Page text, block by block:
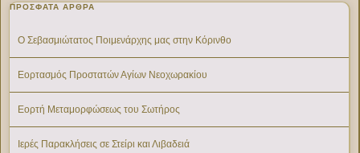
ΠΡΌΣΦΑΤΑ ΆΡΘΡΑ
Ο Σεβασμιώτατος Ποιμενάρχης μας στην Κόρινθο
Εορτασμός Προστατών Αγίων Νεοχωρακίου
Εορτή Μεταμορφώσεως του Σωτήρος
Ιερές Παρακλήσεις σε Στείρι και Λιβαδειά